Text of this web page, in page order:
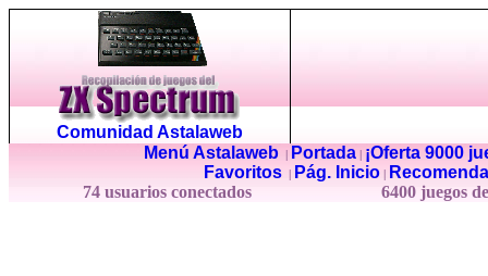
Comunidad Astalaweb
Menú Astalaweb| Portada|
¡Oferta 9000
Favoritos
Pág. Inicio
74 usuarios conectados
6400 juegos